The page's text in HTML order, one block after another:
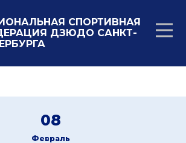
СПОРТИВНАЯ
ДЗЮДО САНКТ-
08
Февраль